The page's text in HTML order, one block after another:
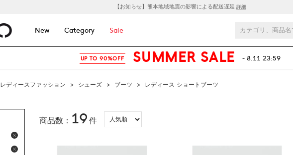
【お知らせ】熊本地域地震の影響による配送遅延 詳細
New Category Sale
UP TO 90%OFF SUMMER SALE - 8.11 23:59
レディースファッション > シューズ > ブーツ > レディース ショートブーツ
商品数： 19件